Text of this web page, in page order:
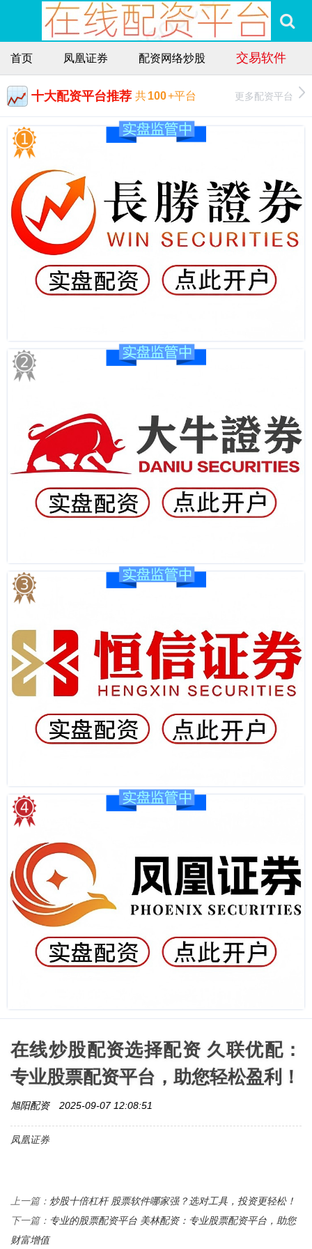
首页 凤凰证券 配资网络炒股 交易软件
十大配资平台推荐 共100+平台 更多配资平台
在线炒股配资选择配资 久联优配：
专业股票配资平台，助您轻松盈利！
旭阳配资 2025-09-07 12:08:51
凤凰证券
上一篇： 炒股十倍杠杆 股票软件哪家强？选对工具，投资更轻松！
下一篇： 专业的股票配资平台 美林配资：专业股票配资平台，助您
财富增值